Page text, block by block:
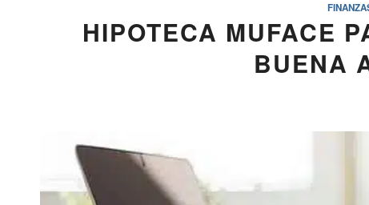
HIPOTECA MUFACE
BUENA